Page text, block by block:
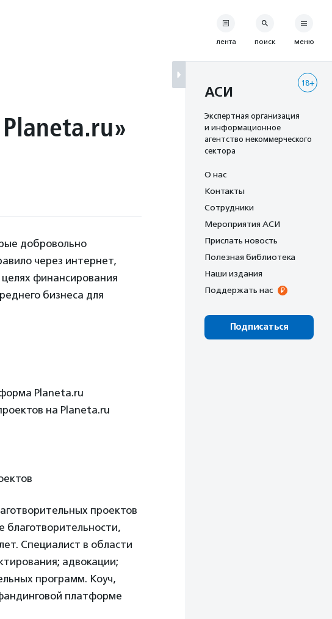
добровольно
через интернет,
финансирования
бизнеса для
Planeta.ru
на Planeta.ru
проектов
Специалист в области
адвокации;
программ. Коуч,
платформе
лента поиск меню
18+
АСИ
Экспертная организация
и информационное
агентство некоммерческого
сектора
О нас
Контакты
Сотрудники
Мероприятия АСИ
Прислать новость
Полезная библиотека
Наши издания
Поддержать нас
Подписаться